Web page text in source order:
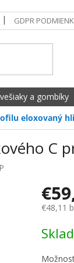
GDPR
a gombíky
eloxovaný
C
€48,11